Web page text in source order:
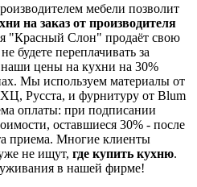
мебели позволит
на заказ от производителя
"Красный Слон" продаёт свою
будете переплачивать за
наши цены на кухни на 30%
Мы используем материалы от
Русста, и фурнитуру от Blum
оплаты: при подписании
оставшиеся 30% - после
приема. Многие клиенты
не ищут, где купить кухню.
в нашей фирме!